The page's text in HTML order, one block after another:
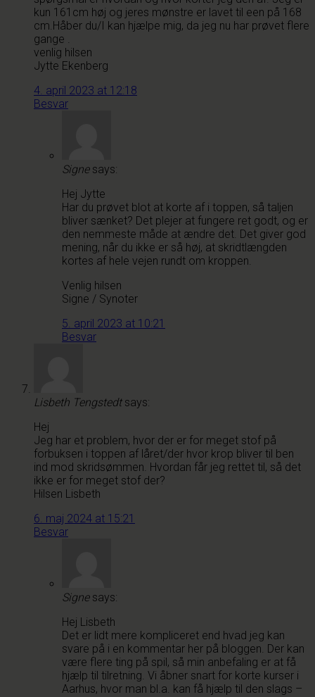
kun 161cm høj og jeres mønstre er lavet til een på 168
cm.Håber du/I kan hjælpe mig, da jeg nu har prøvet flere
gange .
venlig hilsen
Jytte Ekenberg
4. april 2023 at 12:18
Besvar
Signe says:
Hej Jytte
Har du prøvet blot at korte af i toppen, så taljen
bliver sænket? Det plejer at fungere ret godt, og er
den nemmeste måde at ændre det. Det giver god
mening, når du ikke er så høj, at skridtlængden
kortes af hele vejen rundt om kroppen.
Venlig hilsen
Signe / Synoter
5. april 2023 at 10:21
Besvar
Lisbeth Tengstedt says:
Hej
Jeg har et problem, hvor der er for meget stof på
forbuksen i toppen af låret/der hvor krop bliver til ben
ind mod skridsømmen. Hvordan får jeg rettet til, så det
ikke er for meget stof der?
Hilsen Lisbeth
6. maj 2024 at 15:21
Besvar
Signe says:
Hej Lisbeth
Det er lidt mere kompliceret end hvad jeg kan
svare på i en kommentar her på bloggen. Der kan
være flere ting på spil, så min anbefaling er at få
hjælp til tilretning. Vi åbner snart for korte kurser i
Aarhus, hvor man bl.a. kan få hjælp til den slags –